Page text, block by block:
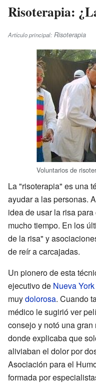
Risoterapia:
Artículo principal: Risoterapia
Voluntarios de
La "risoterapia" es una
ayudar a las personas.
idea de usar la risa
mucho tiempo. En los
de la risa" y
de reír a carcajadas.
Un pionero de esta
ejecutivo de Nueva York
muydolorosa. Cuando
médico le sugirió ver
consejo y notó una
donde explicaba que
aliviaban el dolor por
Asociación para el
formada por